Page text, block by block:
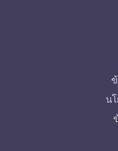
น